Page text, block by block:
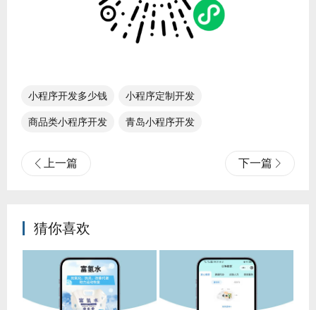
小程序开发多少钱 小程序定制开发
商品类小程序开发 青岛小程序开发
上一篇 下一篇
猜你喜欢